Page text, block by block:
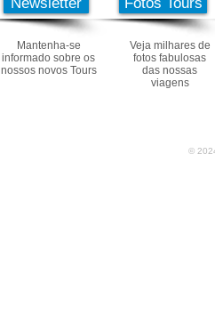
Mantenha-se
informado sobre os
nossos novos Tours
Veja milhares de
fotos fabulosas
das nossas
viagens
©